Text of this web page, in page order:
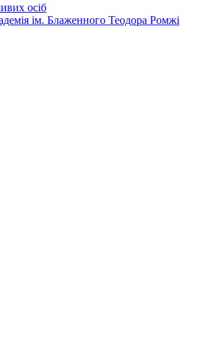
осіб
ім. Блаженного Теодора Ромжі